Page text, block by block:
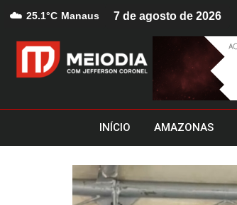
☁️ 25.1°C Manaus 7 de agosto de 2026
INÍCIO AMAZONAS